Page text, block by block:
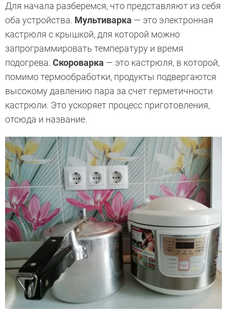
Для начала разберемся, что представляют из себя
оба устройства. Мультиварка — это электронная
кастрюля с крышкой, для которой можно
запрограммировать температуру и время
подогрева. Скороварка — это кастрюля, в которой,
помимо термообработки, продукты подвергаются
высокому давлению пара за счет герметичности
кастрюли. Это ускоряет процесс приготовления,
отсюда и название.